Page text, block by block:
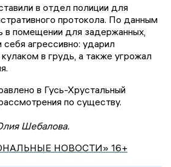
в отдел полиции для
протокола. По данным
в помещении для задержанных,
себя агрессивно: ударил
в грудь, а также угрожал
в Гусь-Хрустальный
по существу.
Шебалова.
НОВОСТИ» 16+